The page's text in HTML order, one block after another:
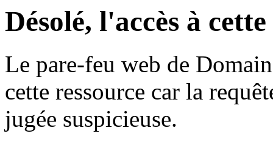
Désolé, l'accès à
Le pare-feu web de
cette ressource car la
jugée suspicieuse.